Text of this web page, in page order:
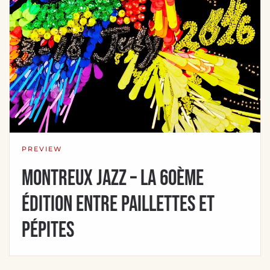
PREVIEW
Montreux Jazz – La 60ème
édition entre paillettes et
pépites